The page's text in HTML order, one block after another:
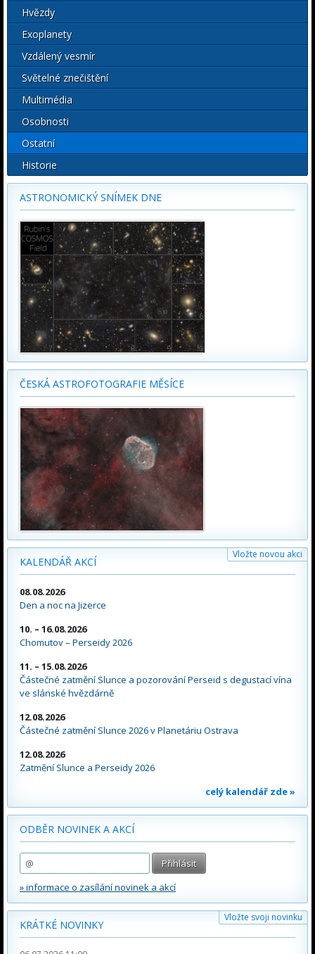
Hvězdy
Exoplanety
Vzdálený vesmír
Světelné znečištění
Multimédia
Osobnosti
Ostatní
Historie
ASTRONOMICKÝ SNÍMEK DNE
ČESKÁ ASTROFOTOGRAFIE MĚSÍCE
KALENDÁŘ AKCÍ
Vložte novou akci
08.08.2026
Den a noc na Jizerce
10. – 16.08.2026
Chomutov – Perseidy 2026
11. – 15.08.2026
Částečné zatmění Slunce a pozorování Perseid s degustací vína
ve slánské hvězdárně
12.08.2026
Částečné zatmění Slunce 2026 v Planetáriu Ostrava
12.08.2026
Zatmění Slunce a Perseidy 2026
celý kalendář zde »
ODBĚR NOVINEK A AKCÍ
» informace o zasílání novinek a akcí
Vložte svoji novinku
KRÁTKÉ NOVINKY